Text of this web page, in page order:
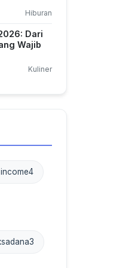
Hiburan
Dari
Wajib
Kuliner
4
3